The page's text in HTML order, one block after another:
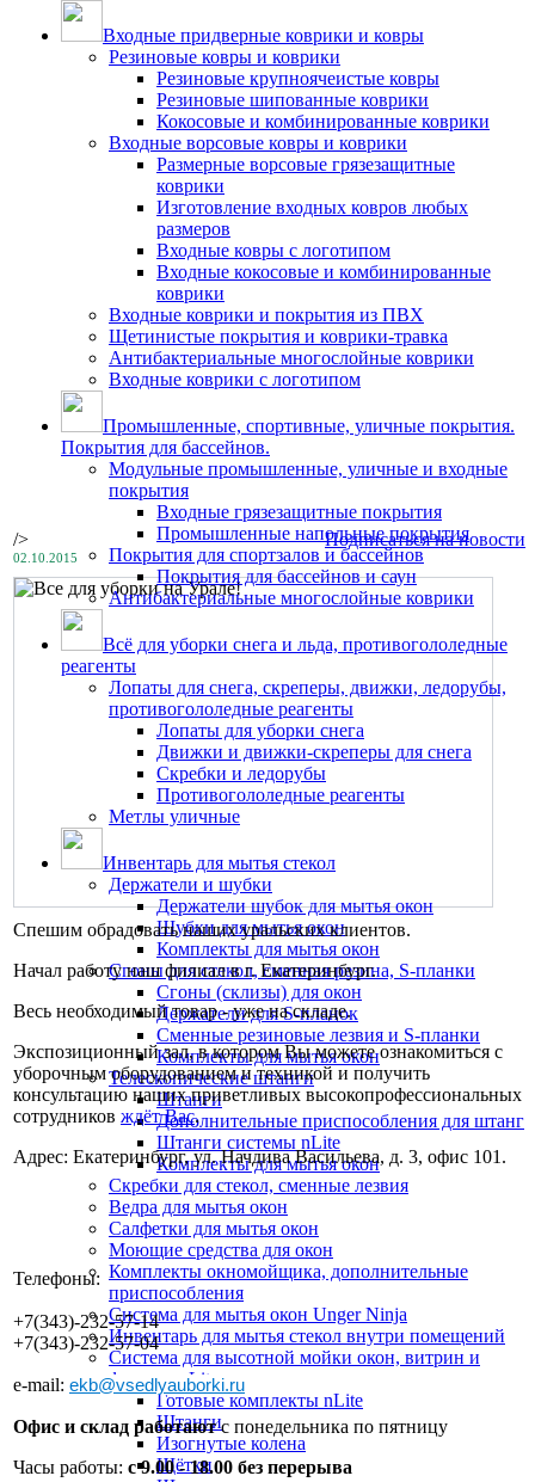
Входные придверные коврики и ковры
Резиновые ковры и коврики
Резиновые крупноячеистые ковры
Резиновые шипованные коврики
Кокосовые и комбинированные коврики
Входные ворсовые ковры и коврики
Размерные ворсовые грязезащитные
коврики
Изготовление входных ковров любых
размеров
Входные ковры с логотипом
Входные кокосовые и комбинированные
коврики
Входные коврики и покрытия из ПВХ
Щетинистые покрытия и коврики-травка
Антибактериальные многослойные коврики
Входные коврики с логотипом
Промышленные, спортивные, уличные покрытия.
Покрытия для бассейнов.
Модульные промышленные, уличные и входные
покрытия
Входные грязезащитные покрытия
Промышленные напольные покрытия
Покрытия для спортзалов и бассейнов
Покрытия для бассейнов и саун
Антибактериальные многослойные коврики
Всё для уборки снега и льда, противогололедные
реагенты
Лопаты для снега, скреперы, движки, ледорубы,
противогололедные реагенты
Лопаты для уборки снега
Движки и движки-скреперы для снега
Скребки и ледорубы
Противогололедные реагенты
Метлы уличные
Инвентарь для мытья стекол
Держатели и шубки
Держатели шубок для мытья окон
Шубки для мытья окон
Комплекты для мытья окон
Сгоны для стекол, сменная резина, S-планки
Сгоны (склизы) для окон
Держатели для S-планок
Сменные резиновые лезвия и S-планки
Комплекты для мытья окон
Телескопические штанги
Штанги
Дополнительные приспособления для штанг
Штанги системы nLite
Комплекты для мытья окон
Скребки для стекол, сменные лезвия
Ведра для мытья окон
Салфетки для мытья окон
Моющие средства для окон
Комплекты окномойщика, дополнительные
приспособления
Система для мытья окон Unger Ninja
Инвентарь для мытья стекол внутри помещений
Система для высотной мойки окон, витрин и
фасадов nLite
Готовые комплекты nLite
Штанги
Изогнутые колена
Щётки
/> Подписаться на новости
02.10.2015
Спешим обрадовать наших уральских клиентов.
Начал работу наш филиал в г. Екатеринбург.
Весь необходимый товар - уже на складе.
Экспозиционный зал, в котором Вы можете ознакомиться с
уборочным оборудованием и техникой и получить
консультацию наших приветливых высокопрофессиональных
сотрудников ждёт Вас.
Адрес: Екатеринбург, ул. Начдива Васильева, д. 3, офис 101.
Телефоны:
+7(343)-232-57-14
+7(343)-232-57-04
e-mail: ekb@vsedlyauborki.ru
Офис и склад работаютс понедельника по пятницу
Часы работы: с 9.00 - 18.00 без перерыва